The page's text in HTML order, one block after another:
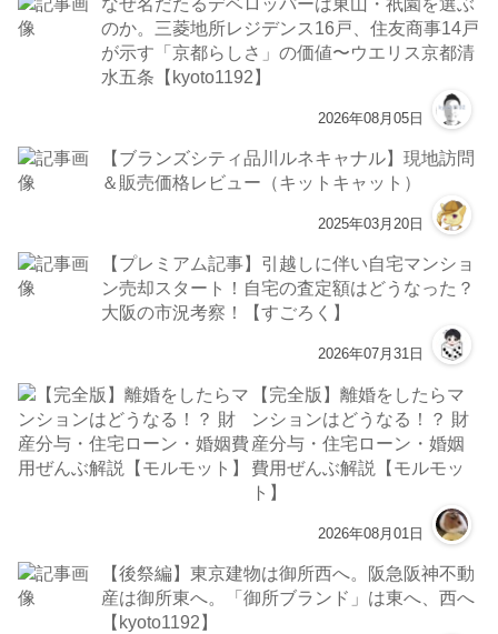
のか。三菱地所レジデンス16戸、住友商事14戸
が示す「京都らしさ」の価値〜ウエリス京都清
水五条【kyoto1192】
2026年08月05日
【ブランズシティ品川ルネキャナル】現地訪問
＆販売価格レビュー（キットキャット）
2025年03月20日
【プレミアム記事】引越しに伴い自宅マンショ
ン売却スタート！自宅の査定額はどうなった？
大阪の市況考察！【すごろく】
2026年07月31日
【完全版】離婚をしたらマ
ンションはどうなる！？ 財
産分与・住宅ローン・婚姻
費用ぜんぶ解説【モルモッ
ト】
2026年08月01日
【後祭編】東京建物は御所西へ。阪急阪神不動
産は御所東へ。「御所ブランド」は東へ、西へ
【kyoto1192】